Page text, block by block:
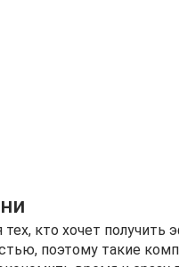
кто хочет получить
поэтому такие